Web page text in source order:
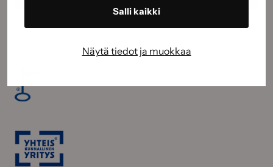
Salli kaikki
Näytä tiedot ja muokkaa